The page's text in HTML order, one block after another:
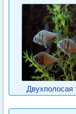
Двухполосая